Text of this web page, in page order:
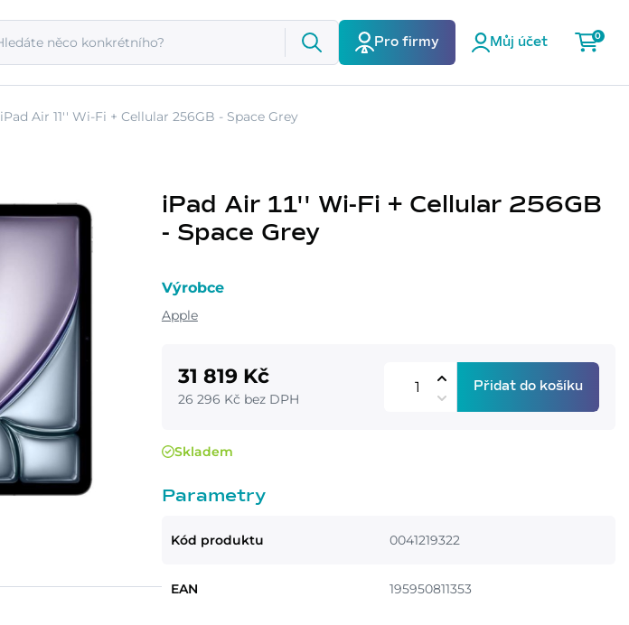
Pro firmy Můj účet
0
iPad Air 11'' Wi-Fi + Cellular 256GB - Space Grey
iPad Air 11'' Wi-Fi + Cellular 256GB
- Space Grey
Výrobce
Apple
31 819 Kč
26 296 Kč bez DPH
Přidat do košíku
Skladem
Parametry
Kód produktu 0041219322
EAN 195950811353